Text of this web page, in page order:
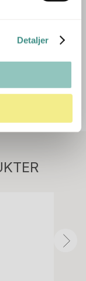
Detaljer
814
H05 5600 Swingback-armlene Mørk